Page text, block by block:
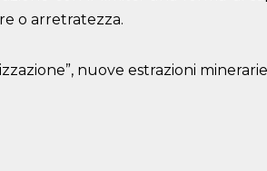
o arretratezza.
nuove estrazioni